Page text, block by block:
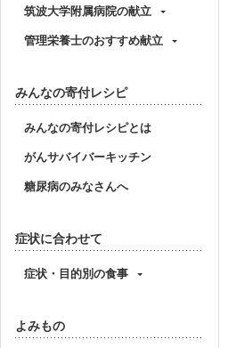
筑波大学附属病院の献立
管理栄養士のおすすめ献立
みんなの寄付レシピ
みんなの寄付レシピとは
がんサバイバーキッチン
糖尿病のみなさんへ
症状に合わせて
症状・目的別の食事
よみもの